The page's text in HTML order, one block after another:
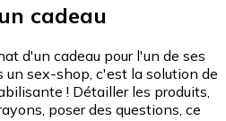
cadeau
d'un cadeau pour l'un de ses
sex-shop, c'est la solution de
! Détailler les produits,
poser des questions, ce